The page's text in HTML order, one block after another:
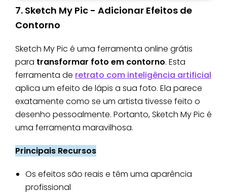
7. Sketch My Pic - Adicionar Efeitos de
Contorno
Sketch My Pic é uma ferramenta online grátis
para transformar foto em contorno. Esta
ferramenta de retrato com inteligência artificial
aplica um efeito de lápis a sua foto. Ela parece
exatamente como se um artista tivesse feito o
desenho pessoalmente. Portanto, Sketch My Pic é
uma ferramenta maravilhosa.
Principais Recursos
Os efeitos são reais e têm uma aparência
profissional